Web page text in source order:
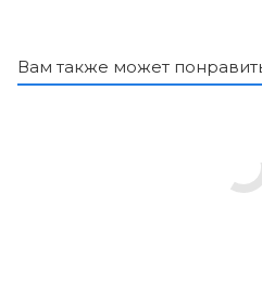
Вам также может